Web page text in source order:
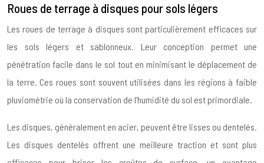
Roues de terrage à disques pour sols légers
Les roues de terrage à disques sont particulièrement efficaces sur
les sols légers et sablonneux. Leur conception permet une
pénétration facile dans le sol tout en minimisant le déplacement de
la terre. Ces roues sont souvent utilisées dans les régions à faible
pluviométrie où la conservation de l’humidité du sol est primordiale.
Les disques, généralement en acier, peuvent être lisses ou dentelés.
Les disques dentelés offrent une meilleure traction et sont plus